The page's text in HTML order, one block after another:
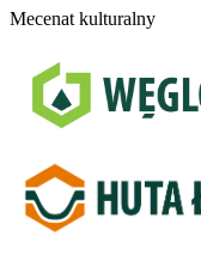
Mecenat kulturalny